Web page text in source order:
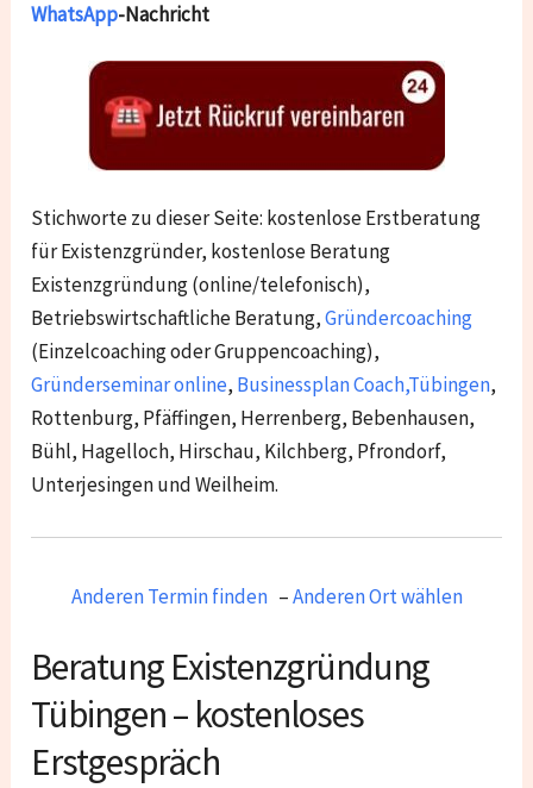
WhatsApp-Nachricht
Stichworte zu dieser Seite: kostenlose Erstberatung
für Existenzgründer, kostenlose Beratung
Existenzgründung (online/telefonisch),
Betriebswirtschaftliche Beratung,Gründercoaching
(Einzelcoaching oder Gruppencoaching),
Gründerseminar online, Businessplan Coach,Tübingen,
Rottenburg, Pfäffingen, Herrenberg, Bebenhausen,
Bühl, Hagelloch, Hirschau, Kilchberg, Pfrondorf,
Unterjesingen und Weilheim.
Anderen Termin finden–Anderen Ort wählen
Beratung Existenzgründung
Tübingen – kostenloses
Erstgespräch